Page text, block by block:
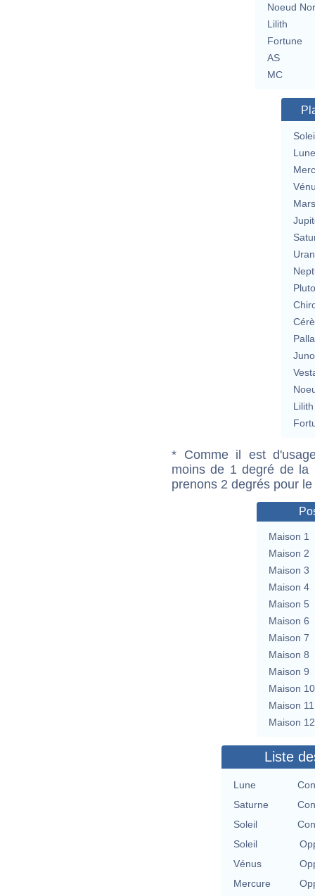
Noeud
Lilith
Fortune
AS
MC
Lune
Mars
Lilith
* Comme il est
moins de 1 degré de la
prenons 2 degrés pour
Maison 1
Maison 2
Maison 3
Maison 4
Maison 5
Maison 6
Maison 7
Maison 8
Maison 9
Maison 10
Maison 11
Maison 12
Liste
Lune
Saturne
Soleil
Soleil
Vénus
Mercure